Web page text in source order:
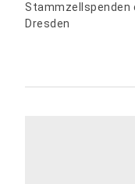
Stammzellspenden
Dresden